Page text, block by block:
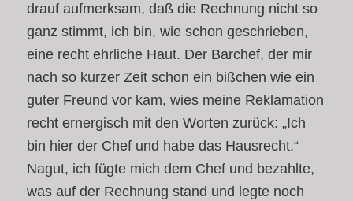
drauf aufmerksam, daß die Rechnung nicht so
ganz stimmt, ich bin, wie schon geschrieben,
eine recht ehrliche Haut. Der Barchef, der mir
nach so kurzer Zeit schon ein bißchen wie ein
guter Freund vor kam, wies meine Reklamation
recht ernergisch mit den Worten zurück: „Ich
bin hier der Chef und habe das Hausrecht.“
Nagut, ich fügte mich dem Chef und bezahlte,
was auf der Rechnung stand und legte noch